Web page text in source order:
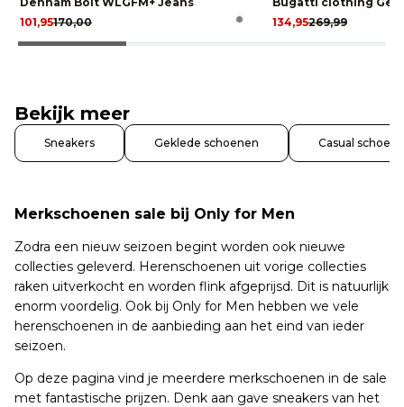
170,00
101,95
269,99
134,95
Bekijk meer
Sneakers Geklede schoenen Casual
Merkschoenen sale bij Only for Men
Zodra een nieuw seizoen begint worden ook nieuwe
collecties geleverd. Herenschoenen uit vorige collecties
raken uitverkocht en worden flink afgeprijsd. Dit is natuurlijk
enorm voordelig. Ook bij Only for Men hebben we vele
herenschoenen in de aanbieding aan het eind van ieder
seizoen.
Op deze pagina vind je meerdere merkschoenen in de sale
met fantastische prijzen. Denk aan gave sneakers van het